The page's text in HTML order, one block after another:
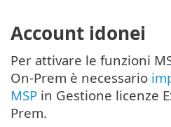
Account idonei
Per attivare le funzioni
On-Prem è necessario
MSP in Gestione licenze
Prem.